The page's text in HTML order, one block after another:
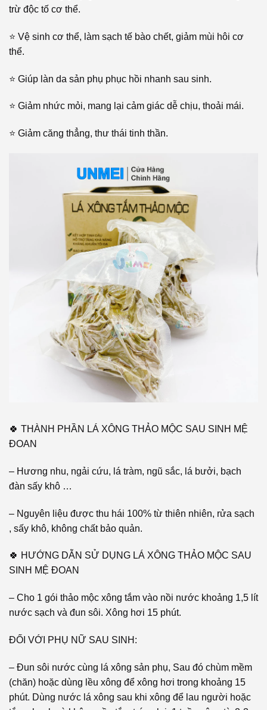
trừ độc tố cơ thể.
⭐ Vệ sinh cơ thể, làm sạch tế bào chết, giảm mùi hôi cơ
thể.
⭐ Giúp làn da sản phụ phục hồi nhanh sau sinh.
⭐ Giảm nhức mỏi, mang lại cảm giác dễ chịu, thoải mái.
⭐ Giảm căng thẳng, thư thái tinh thần.
🍀 THÀNH PHẦN LÁ XÔNG THẢO MỘC SAU SINH MỆ
ĐOAN
– Hương nhu, ngải cứu, lá tràm, ngũ sắc, lá bưởi, bạch
đàn sấy khô …
– Nguyên liệu được thu hái 100% từ thiên nhiên, rửa sạch
, sấy khô, không chất bảo quản.
🍀 HƯỚNG DẪN SỬ DỤNG LÁ XÔNG THẢO MỘC SAU
SINH MỆ ĐOAN
– Cho 1 gói thảo mộc xông tắm vào nồi nước khoảng 1,5 lít
nước sạch và đun sôi. Xông hơi 15 phút.
ĐỐI VỚI PHỤ NỮ SAU SINH:
– Đun sôi nước cùng lá xông sản phụ, Sau đó chùm mềm
(chăn) hoặc dùng lều xông để xông hơi trong khoảng 15
phút. Dùng nước lá xông sau khi xông để lau người hoặc